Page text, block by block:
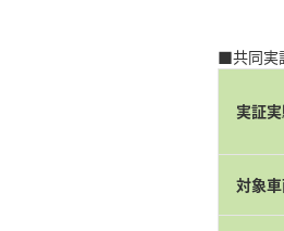
■共同実
実証
対象